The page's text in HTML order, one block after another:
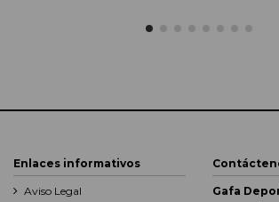
Enlaces informativos
Aviso Legal
Gafa